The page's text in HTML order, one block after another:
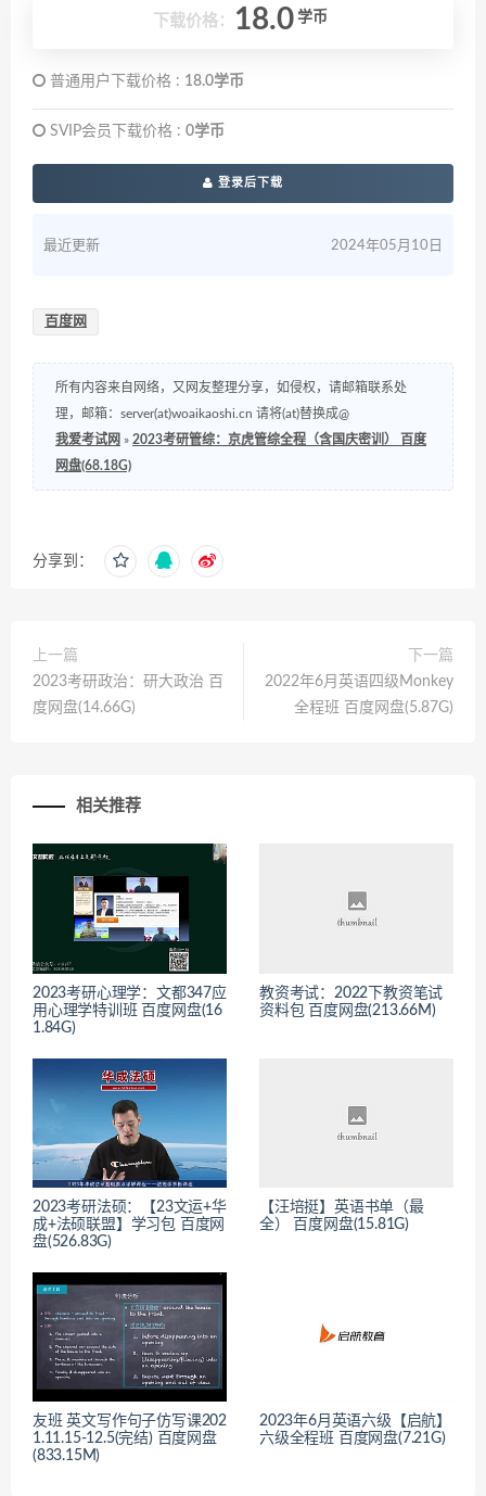
下载价格： 18.0 学币
普通用户下载价格 : 18.0学币
SVIP会员下载价格 : 0学币
登录后下载
最近更新 2024年05月10日
百度网
所有内容来自网络，又网友整理分享，如侵权，请邮箱联系处
理，邮箱：server(at)woaikaoshi.cn 请将(at)替换成@
我爱考试网 » 2023考研管综：京虎管综全程（含国庆密训） 百度
网盘(68.18G)
分享到：
上一篇
2023考研政治：研大政治 百
度网盘(14.66G)
下一篇
2022年6月英语四级Monkey
全程班 百度网盘(5.87G)
相关推荐
2023考研心理学：文都347应
用心理学特训班 百度网盘(16
1.84G)
教资考试：2022下教资笔试
资料包 百度网盘(213.66M)
2023考研法硕：【23文运+华
成+法硕联盟】学习包 百度网
盘(526.83G)
【汪培挺】英语书单（最
全） 百度网盘(15.81G)
友班 英文写作句子仿写课202
1.11.15-12.5(完结) 百度网盘
(833.15M)
2023年6月英语六级【启航】
六级全程班 百度网盘(7.21G)